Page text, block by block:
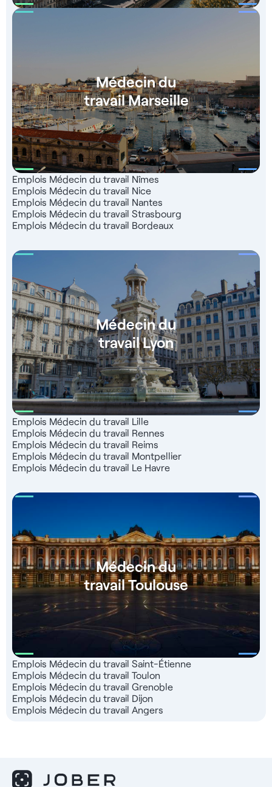
Médecin du
travail Marseille
Emplois Médecin du travail Nîmes
Emplois Médecin du travail Nice
Emplois Médecin du travail Nantes
Emplois Médecin du travail Strasbourg
Emplois Médecin du travail Bordeaux
Médecin du
travail Lyon
Emplois Médecin du travail Lille
Emplois Médecin du travail Rennes
Emplois Médecin du travail Reims
Emplois Médecin du travail Montpellier
Emplois Médecin du travail Le Havre
Médecin du
travail Toulouse
Emplois Médecin du travail Saint-Étienne
Emplois Médecin du travail Toulon
Emplois Médecin du travail Grenoble
Emplois Médecin du travail Dijon
Emplois Médecin du travail Angers